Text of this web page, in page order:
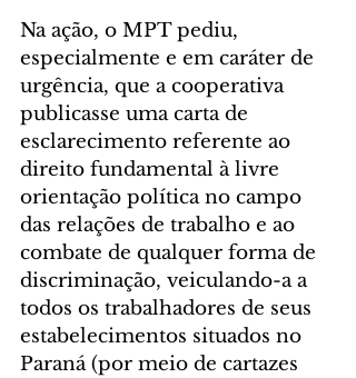
Na ação, o MPT pediu,
especialmente e em caráter de
urgência, que a cooperativa
publicasse uma carta de
esclarecimento referente ao
direito fundamental à livre
orientação política no campo
das relações de trabalho e ao
combate de qualquer forma de
discriminação, veiculando-a a
todos os trabalhadores de seus
estabelecimentos situados no
Paraná (por meio de cartazes